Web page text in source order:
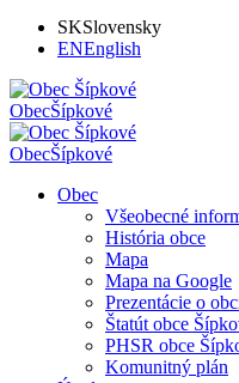
SKSlovensky
ENEnglish
ObecŠípkové
ObecŠípkové
Obec
Všeobecné
História obce
Mapa
Mapa na Google
Prezentácie o
Štatút obce
PHSR obce
Komunitný plán